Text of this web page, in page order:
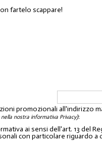
fartelo scappare!
promozionali all'indirizzo
nostra informativa Privacy):
ai sensi dell'art. 13 del
con particolare riguardo